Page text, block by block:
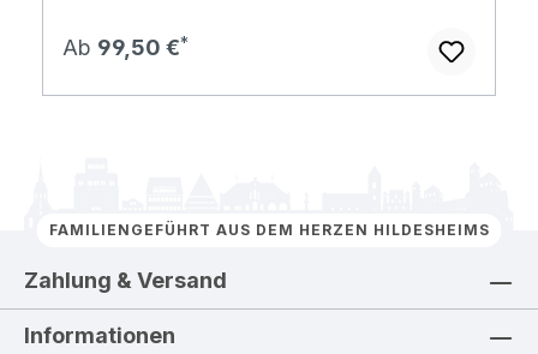
Regulärer Preis:
Ab 99,50 €
FAMILIENGEFÜHRT AUS DEM HERZEN HILDESHEIMS
Zahlung & Versand
Informationen